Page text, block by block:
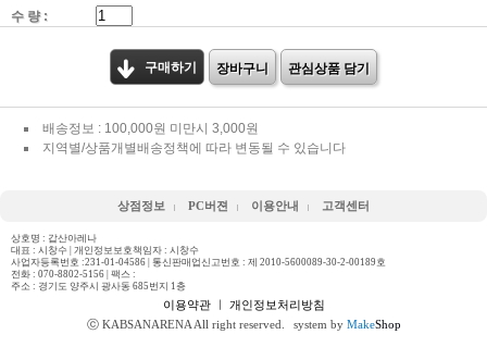
수 량 :
구매하기 장바구니 관심상품 담기
배송정보 : 100,000원 미만시 3,000원
지역별/상품개별배송정책에 따라 변동될 수 있습니다
상점정보 PC버젼 이용안내 고객센터
상호명 : 갑산아레나
대표 : 시창수 | 개인정보보호책임자 : 시창수
사업자등록번호 :231-01-04586 | 통신판매업신고번호 : 제 2010-5600089-30-2-00189호
전화 : 070-8802-5156 | 팩스 :
주소 : 경기도 양주시 광사동 685번지 1층
이용약관ㅣ 개인정보처리방침
ⓒ KABSANARENA All right reserved.
system by MakeShop